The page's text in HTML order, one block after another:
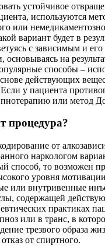
устойчивое
используются
или
вариант будет в
с зависимым и его
основываясь на
способы –
действующих
у пациента
или метод
процедура?
от
наркологом
способ, то возможен
уровня
или внутривенные
содержащей
практиках
или в транс, в
трезвого образа
от спиртного.